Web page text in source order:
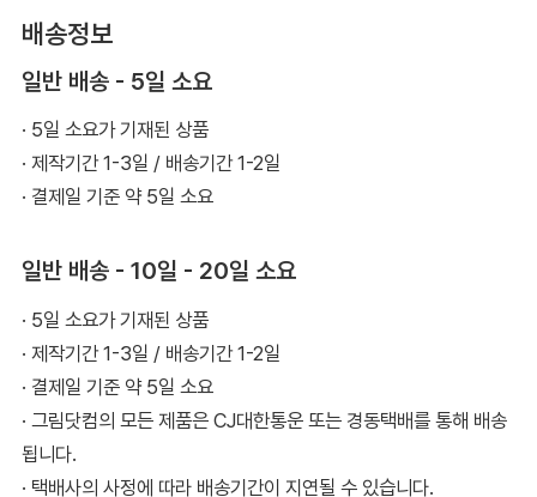
배송정보
일반 배송 - 5일 소요
· 5일 소요가 기재된 상품
· 제작기간 1-3일 / 배송기간 1-2일
· 결제일 기준 약 5일 소요
일반 배송 - 10일 - 20일 소요
· 5일 소요가 기재된 상품
· 제작기간 1-3일 / 배송기간 1-2일
· 결제일 기준 약 5일 소요
· 그림닷컴의 모든 제품은 CJ대한통운 또는 경동택배를 통해 배송
됩니다.
· 택배사의 사정에 따라 배송기간이 지연될 수 있습니다.